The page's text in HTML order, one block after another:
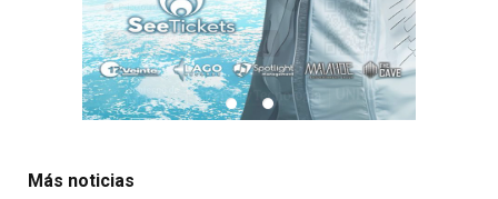
Más noticias